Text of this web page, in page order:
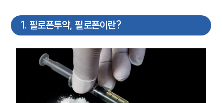
1 . 필로폰투약, 필로폰이란?